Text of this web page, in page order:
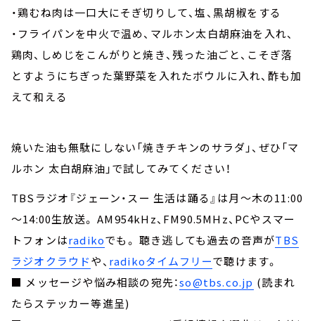
・鶏むね肉は一口大にそぎ切りして、塩、黒胡椒をする
・フライパンを中火で温め、マルホン太白胡麻油を入れ、
鶏肉、しめじをこんがりと焼き、残った油ごと、こそぎ落
とすようにちぎった葉野菜を入れたボウルに入れ、酢も加
えて和える
焼いた油も無駄にしない「焼きチキンのサラダ」、ぜひ「マ
ルホン 太白胡麻油」で試してみてください！
TBSラジオ『ジェーン・スー 生活は踊る』は月～木の11:00
～14:00生放送。 AM954kHz、FM90.5MHz、PCやスマー
トフォンはradikoでも。 聴き逃しても過去の音声がTBS
ラジオクラウドや、 radikoタイムフリーで聴けます。
■ メッセージや悩み相談の宛先：so@tbs.co.jp (読まれ
たらステッカー等進呈)